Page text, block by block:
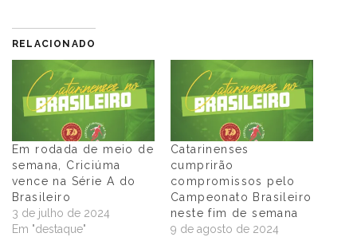
RELACIONADO
Em rodada de meio de
semana, Criciúma
vence na Série A do
Brasileiro
3 de julho de 2024
Em "destaque"
Catarinenses
cumprirão
compromissos pelo
Campeonato Brasileiro
neste fim de semana
9 de agosto de 2024